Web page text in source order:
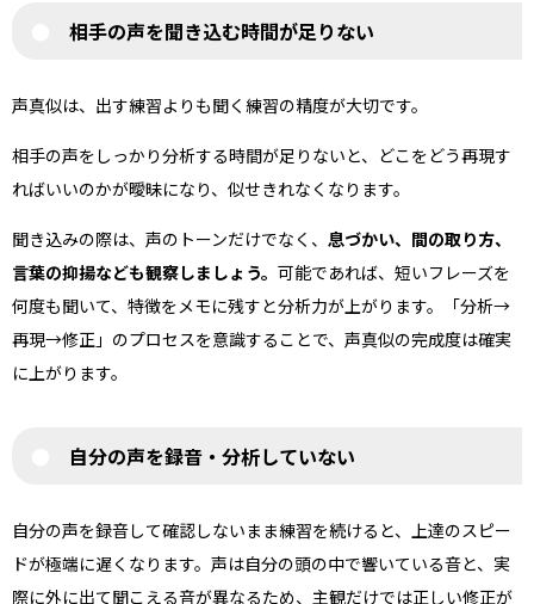
相手の声を聞き込む時間が足りない
声真似は、出す練習よりも聞く練習の精度が大切です。
相手の声をしっかり分析する時間が足りないと、どこをどう再現す
ればいいのかが曖昧になり、似せきれなくなります。
聞き込みの際は、声のトーンだけでなく、 息づかい、間の取り方、
言葉の抑揚なども観察しましょう。 可能であれば、短いフレーズを
何度も聞いて、特徴をメモに残すと分析力が上がります。「分析→
再現→修正」のプロセスを意識することで、声真似の完成度は確実
に上がります。
自分の声を録音・分析していない
自分の声を録音して確認しないまま練習を続けると、上達のスピー
ドが極端に遅くなります。声は自分の頭の中で響いている音と、実
際に外に出て聞こえる音が異なるため、主観だけでは正しい修正が